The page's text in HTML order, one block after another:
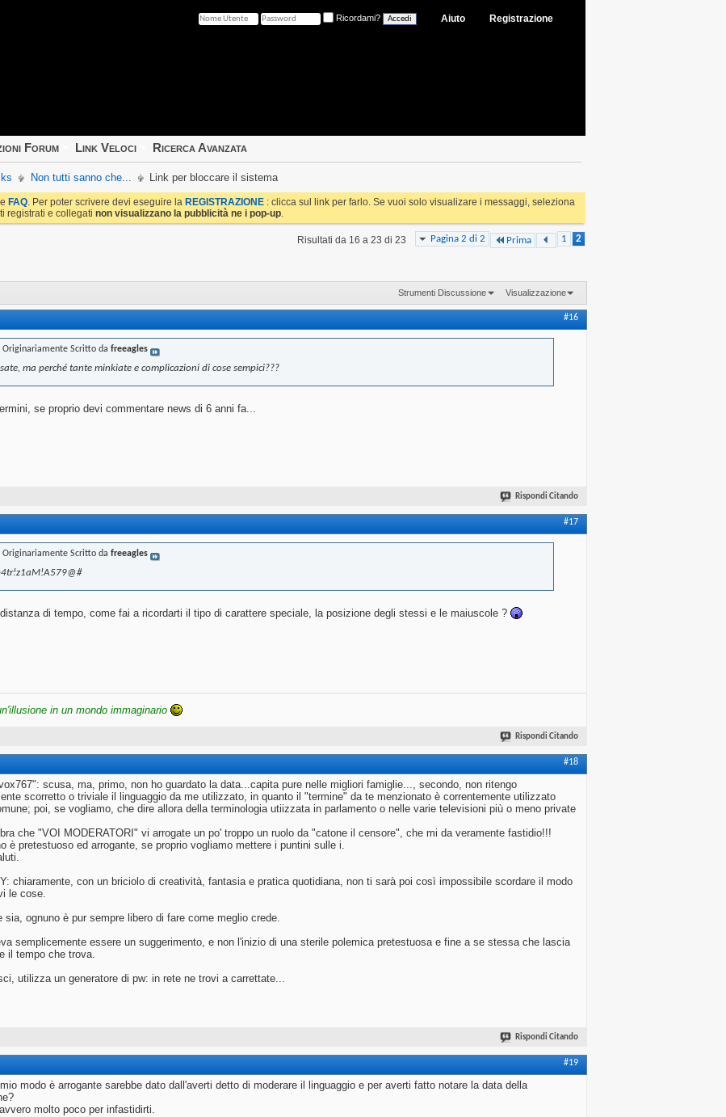
Registrazione
Aiuto
Ricordami?
Forum Link Veloci Ricerca Avanzata
Non tutti sanno che... Link per bloccare il sistema
FAQ. Per poter scrivere devi eseguire la REGISTRAZIONE : clicca sul link per farlo. Se vuoi solo visualizare i messaggi, seleziona
registrati e collegati non visualizzano la pubblicità ne i pop-up.
Pagina 2 di 2 Prima 1 2
Risultati da 16 a 23 di 23
Strumenti Discussione Visualizzazione
#16
Originariamente Scritto da freeagles
ma perché tante minkiate e complicazioni di cose sempici???
se proprio devi commentare news di 6 anni fa...
Rispondi Citando
#17
Originariamente Scritto da freeagles
distanza di tempo, come fai a ricordarti il tipo di carattere speciale, la posizione degli stessi e le maiuscole ?
in un mondo immaginario
Rispondi Citando
#18
scusa, ma, primo, non ho guardato la data...capita pure nelle migliori famiglie..., secondo, non ritengo
scorretto o triviale il linguaggio da me utilizzato, in quanto il "termine" da te menzionato è correntemente utilizzato
poi, se vogliamo, che dire allora della terminologia utiizzata in parlamento o nelle varie televisioni più o meno private
che "VOI MODERATORI" vi arrogate un po' troppo un ruolo da "catone il censore", che mi da veramente fastidio!!!
è pretestuoso ed arrogante, se proprio vogliamo mettere i puntini sulle i.
chiaramente, con un briciolo di creatività, fantasia e pratica quotidiana, non ti sarà poi così impossibile scordare il modo
le cose.
sia, ognuno è pur sempre libero di fare come meglio crede.
semplicemente essere un suggerimento, e non l'inizio di una sterile polemica pretestuosa e fine a se stessa che lascia
il tempo che trova.
utilizza un generatore di pw: in rete ne trovi a carrettate...
Rispondi Citando
#19
modo è arrogante sarebbe dato dall'averti detto di moderare il linguaggio e per averti fatto notare la data della
molto poco per infastidirti.